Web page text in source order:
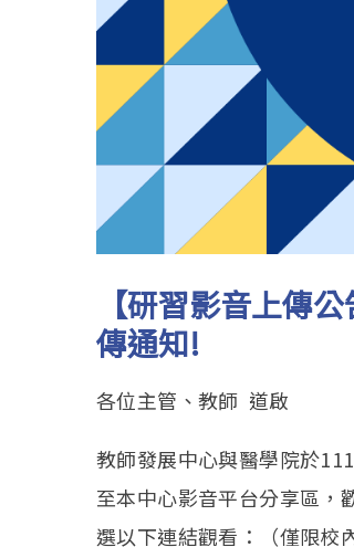
【研習影音上傳
傳通知!
各位主管、教師 道啟
教師發展中心與醫學院於
至本中心影音平台分享區，
選以下連結觀看：（僅限校